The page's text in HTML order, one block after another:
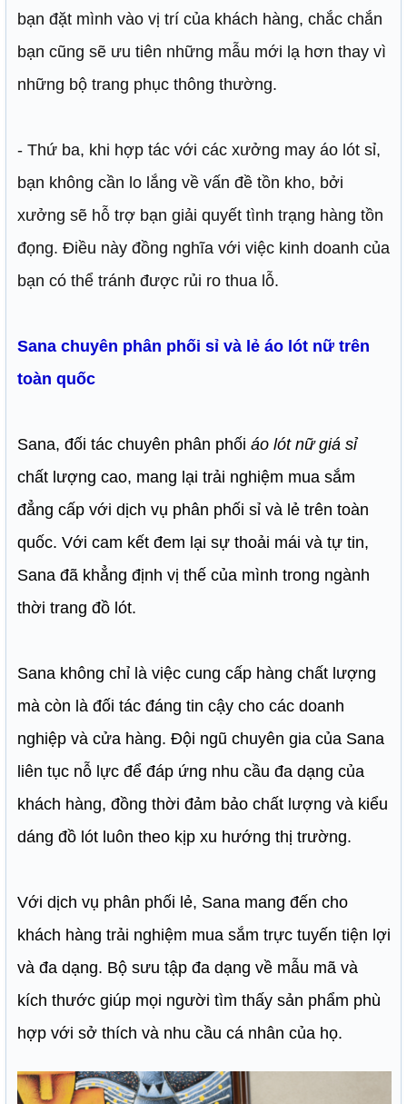
bạn đặt mình vào vị trí của khách hàng, chắc chắn
bạn cũng sẽ ưu tiên những mẫu mới lạ hơn thay vì
những bộ trang phục thông thường.
- Thứ ba, khi hợp tác với các xưởng may áo lót sỉ,
bạn không cần lo lắng về vấn đề tồn kho, bởi
xưởng sẽ hỗ trợ bạn giải quyết tình trạng hàng tồn
đọng. Điều này đồng nghĩa với việc kinh doanh của
bạn có thể tránh được rủi ro thua lỗ.
Sana chuyên phân phối sỉ và lẻ áo lót nữ trên
toàn quốc
Sana, đối tác chuyên phân phối áo lót nữ giá sỉ
chất lượng cao, mang lại trải nghiệm mua sắm
đẳng cấp với dịch vụ phân phối sỉ và lẻ trên toàn
quốc. Với cam kết đem lại sự thoải mái và tự tin,
Sana đã khẳng định vị thế của mình trong ngành
thời trang đồ lót.
Sana không chỉ là việc cung cấp hàng chất lượng
mà còn là đối tác đáng tin cậy cho các doanh
nghiệp và cửa hàng. Đội ngũ chuyên gia của Sana
liên tục nỗ lực để đáp ứng nhu cầu đa dạng của
khách hàng, đồng thời đảm bảo chất lượng và kiểu
dáng đồ lót luôn theo kịp xu hướng thị trường.
Với dịch vụ phân phối lẻ, Sana mang đến cho
khách hàng trải nghiệm mua sắm trực tuyến tiện lợi
và đa dạng. Bộ sưu tập đa dạng về mẫu mã và
kích thước giúp mọi người tìm thấy sản phẩm phù
hợp với sở thích và nhu cầu cá nhân của họ.